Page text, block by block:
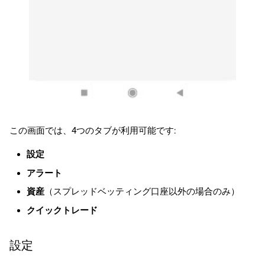
この画面では、4つのタブが利用可能です:
設定
アラート
資産（スプレッドベッティング口座以外の場合のみ）
クイックトレード
設定